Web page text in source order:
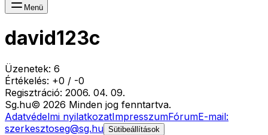
Menü
david123c
Üzenetek: 6
Értékelés: +0 / -0
Regisztráció: 2006. 04. 09.
Sg.hu© 2026 Minden jog fenntartva.
Adatvédelmi nyilatkozatImpresszumFórumE-mail:
szerkesztoseg@sg.hu Sütibeállítások